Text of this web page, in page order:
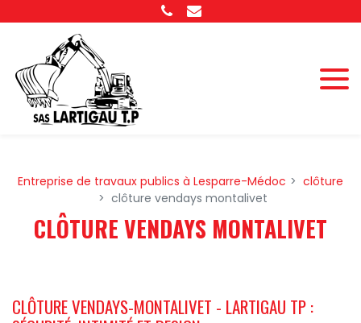
Entreprise de travaux publics à Lesparre-Médoc
clôture
clôture vendays montalivet
CLÔTURE VENDAYS MONTALIVET
CLÔTURE VENDAYS-MONTALIVET - LARTIGAU TP :
Panneau de gestion des cookies